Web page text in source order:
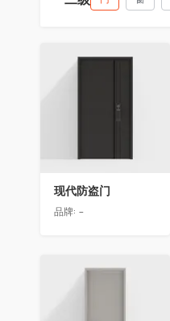
收藏
现代防盗门
品牌: -
收藏